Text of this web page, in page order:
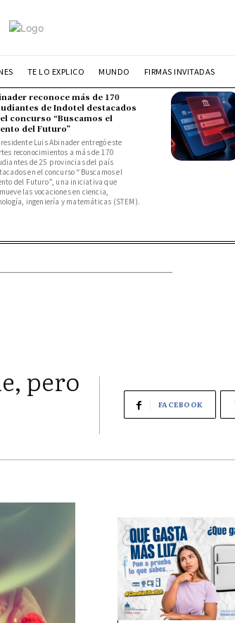
TE LO EXPLICO MUNDO FIRMAS INVITADAS
reconoce más de 170
de Indotel destacados
concurso “Buscamos el
del Futuro”
Luis Abinader entregó este
reconocimientos a más de 170
de 25 provincias del país
en el concurso “Buscamos el
del Futuro”, una iniciativa que
las vocaciones en ciencia,
ingeniería y matemáticas (STEM).
pero
FACEBOOK